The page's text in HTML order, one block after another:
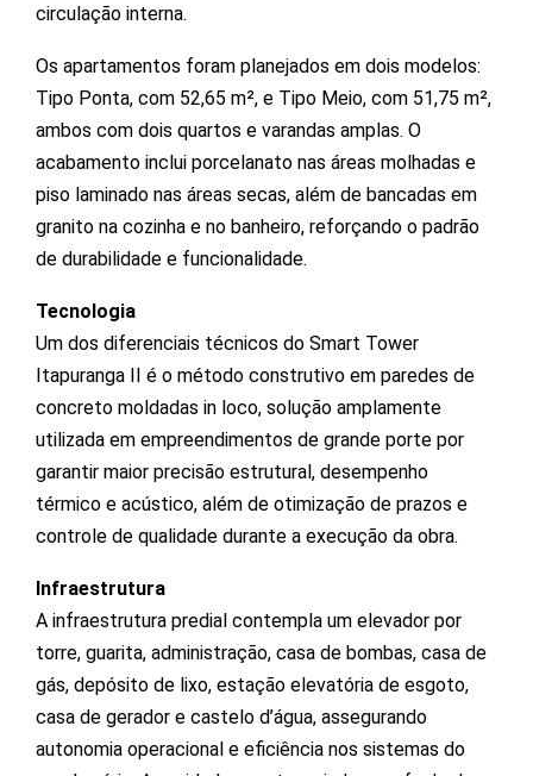
circulação interna.
Os apartamentos foram planejados em dois modelos:
Tipo Ponta, com 52,65 m², e Tipo Meio, com 51,75 m²,
ambos com dois quartos e varandas amplas. O
acabamento inclui porcelanato nas áreas molhadas e
piso laminado nas áreas secas, além de bancadas em
granito na cozinha e no banheiro, reforçando o padrão
de durabilidade e funcionalidade.
Tecnologia
Um dos diferenciais técnicos do Smart Tower
Itapuranga II é o método construtivo em paredes de
concreto moldadas in loco, solução amplamente
utilizada em empreendimentos de grande porte por
garantir maior precisão estrutural, desempenho
térmico e acústico, além de otimização de prazos e
controle de qualidade durante a execução da obra.
Infraestrutura
A infraestrutura predial contempla um elevador por
torre, guarita, administração, casa de bombas, casa de
gás, depósito de lixo, estação elevatória de esgoto,
casa de gerador e castelo d’água, assegurando
autonomia operacional e eficiência nos sistemas do